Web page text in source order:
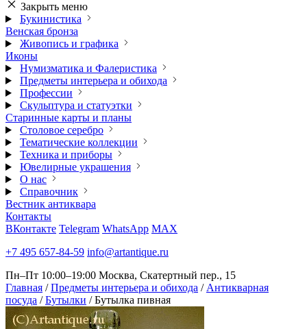
Закрыть меню
Букинистика
Венская бронза
Живопись и графика
Иконы
Нумизматика и Фалеристика
Предметы интерьера и обихода
Профессии
Скульптура и статуэтки
Старинные карты и планы
Столовое серебро
Тематические коллекции
Техника и приборы
Ювелирные украшения
О нас
Справочник
Вестник антиквара
Контакты
ВКонтакте Telegram WhatsApp MAX
+7 495 657-84-59 info@artantique.ru
Пн–Пт 10:00–19:00 Москва, Скатертный пер., 15
Главная / Предметы интерьера и обихода / Антикварная
посуда / Бутылки / Бутылка пивная